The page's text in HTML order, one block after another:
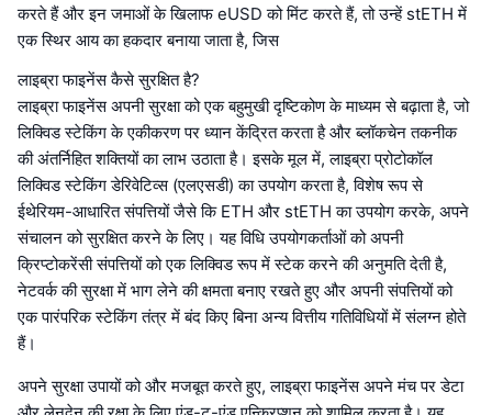
करते हैं और इन जमाओं के खिलाफ eUSD को मिंट करते हैं, तो उन्हें stETH में
एक स्थिर आय का हकदार बनाया जाता है, जिस
लाइब्रा फाइनेंस कैसे सुरक्षित है?
लाइब्रा फाइनेंस अपनी सुरक्षा को एक बहुमुखी दृष्टिकोण के माध्यम से बढ़ाता है, जो
लिक्विड स्टेकिंग के एकीकरण पर ध्यान केंद्रित करता है और ब्लॉकचेन तकनीक
की अंतर्निहित शक्तियों का लाभ उठाता है। इसके मूल में, लाइब्रा प्रोटोकॉल
लिक्विड स्टेकिंग डेरिवेटिव्स (एलएसडी) का उपयोग करता है, विशेष रूप से
ईथेरियम-आधारित संपत्तियों जैसे कि ETH और stETH का उपयोग करके, अपने
संचालन को सुरक्षित करने के लिए। यह विधि उपयोगकर्ताओं को अपनी
क्रिप्टोकरेंसी संपत्तियों को एक लिक्विड रूप में स्टेक करने की अनुमति देती है,
नेटवर्क की सुरक्षा में भाग लेने की क्षमता बनाए रखते हुए और अपनी संपत्तियों को
एक पारंपरिक स्टेकिंग तंत्र में बंद किए बिना अन्य वित्तीय गतिविधियों में संलग्न होते
हैं।
अपने सुरक्षा उपायों को और मजबूत करते हुए, लाइब्रा फाइनेंस अपने मंच पर डेटा